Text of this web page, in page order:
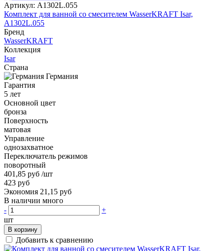
Артикул: A1302L.055
Комплект для ванной со смесителем WasserKRAFT Isar,
A1302L.055
Бренд
WasserKRAFT
Коллекция
Isar
Страна
Германия
Гарантия
5 лет
Основной цвет
бронза
Поверхность
матовая
Управление
однозахватное
Переключатель режимов
поворотный
401,85 руб /шт
423 руб
Экономия 21,15 руб
В наличии много
-
+
шт
В корзину
Добавить к сравнению